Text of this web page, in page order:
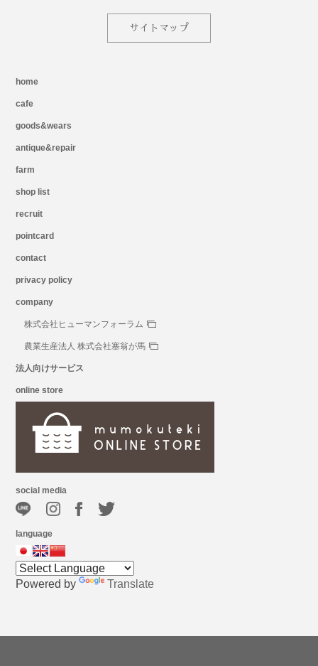
サイトマップ
home
cafe
goods&wears
antique&repair
farm
shop list
recruit
pointcard
contact
privacy policy
company
株式会社ヒューマンフォーラム
農業生産法人 株式会社塞翁が馬
法人向けサービス
online store
social media
language
Powered by Translate